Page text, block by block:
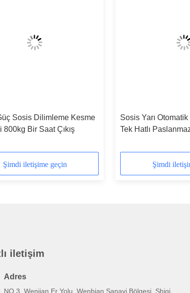
Sosis Dilimleme Kesme
800kg Bir Saat Çıkış
Şimdi iletişime geçin
Sosis Yarı
Tek Hatlı
Şimdi
iletişim
Adres
NO.3, Wenjian Er Yolu, Wenbian Sanayi Bölgesi, Shiqi